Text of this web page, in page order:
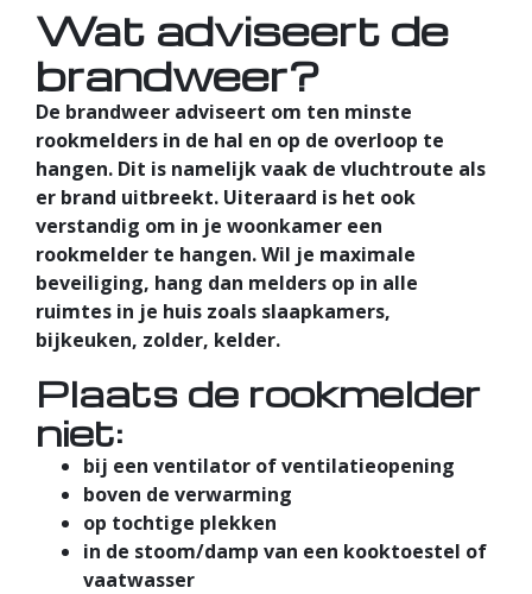
Wat adviseert de
brandweer?
De brandweer adviseert om ten minste
rookmelders in de hal en op de overloop te
hangen. Dit is namelijk vaak de vluchtroute als
er brand uitbreekt. Uiteraard is het ook
verstandig om in je woonkamer een
rookmelder te hangen. Wil je maximale
beveiliging, hang dan melders op in alle
ruimtes in je huis zoals slaapkamers,
bijkeuken, zolder, kelder.
Plaats de rookmelder
niet:
bij een ventilator of ventilatieopening
boven de verwarming
op tochtige plekken
in de stoom/damp van een kooktoestel of
vaatwasser